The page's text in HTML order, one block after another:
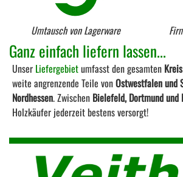
Umtausch von Lagerware
Ganz einfach liefern lassen...
Unser Liefergebietumfasst den gesamten
weite angrenzende Teile vonOstwestfalen und
Nordhessen. Zwischen Bielefeld, Dortmund und
Holzkäufer jederzeit bestens versorgt!